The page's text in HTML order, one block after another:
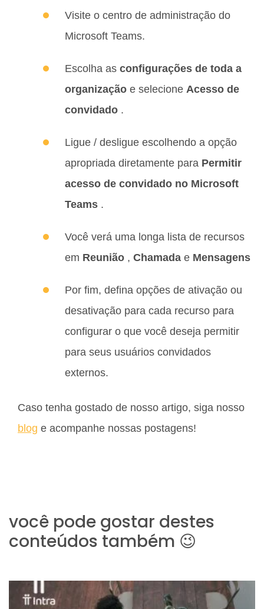
Visite o centro de administração do
Microsoft Teams.
Escolha as configurações de toda a
organização e selecione Acesso de
convidado .
Ligue / desligue escolhendo a opção
apropriada diretamente para Permitir
acesso de convidado no Microsoft
Teams .
Você verá uma longa lista de recursos
em Reunião , Chamada e Mensagens
Por fim, defina opções de ativação ou
desativação para cada recurso para
configurar o que você deseja permitir
para seus usuários convidados
externos.
Caso tenha gostado de nosso artigo, siga nosso
blog e acompanhe nossas postagens!
você pode gostar destes
conteúdos também 😉